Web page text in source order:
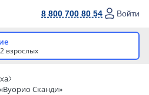
8 800 700 80 54 Войти
2 взрослых
Сканди»